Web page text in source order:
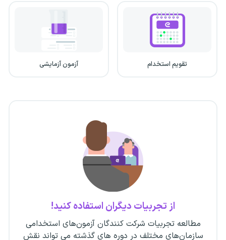
تقویم استخدام آزمون آزمایشی
از تجربیات دیگران استفاده کنید!
مطالعه تجربیات شرکت کنندگان آزمون‌های استخدامی
سازمان‌های مختلف در دوره های گذشته می تواند نقش